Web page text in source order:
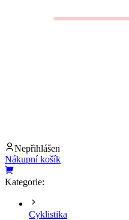
Nepřihlášen
Nákupní košík
Kategorie:
Cyklistika